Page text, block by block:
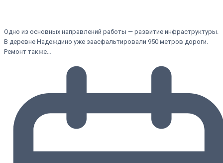
Одно из основных направлений работы — развитие инфраструктуры.
В деревне Надеждино уже заасфальтировали 950 метров дороги.
Ремонт также…